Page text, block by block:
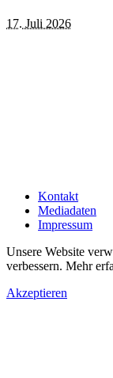
17. Juli 2026
Kontakt
Mediadaten
Impressum
Unsere Website
verbessern. Mehr
Akzeptieren